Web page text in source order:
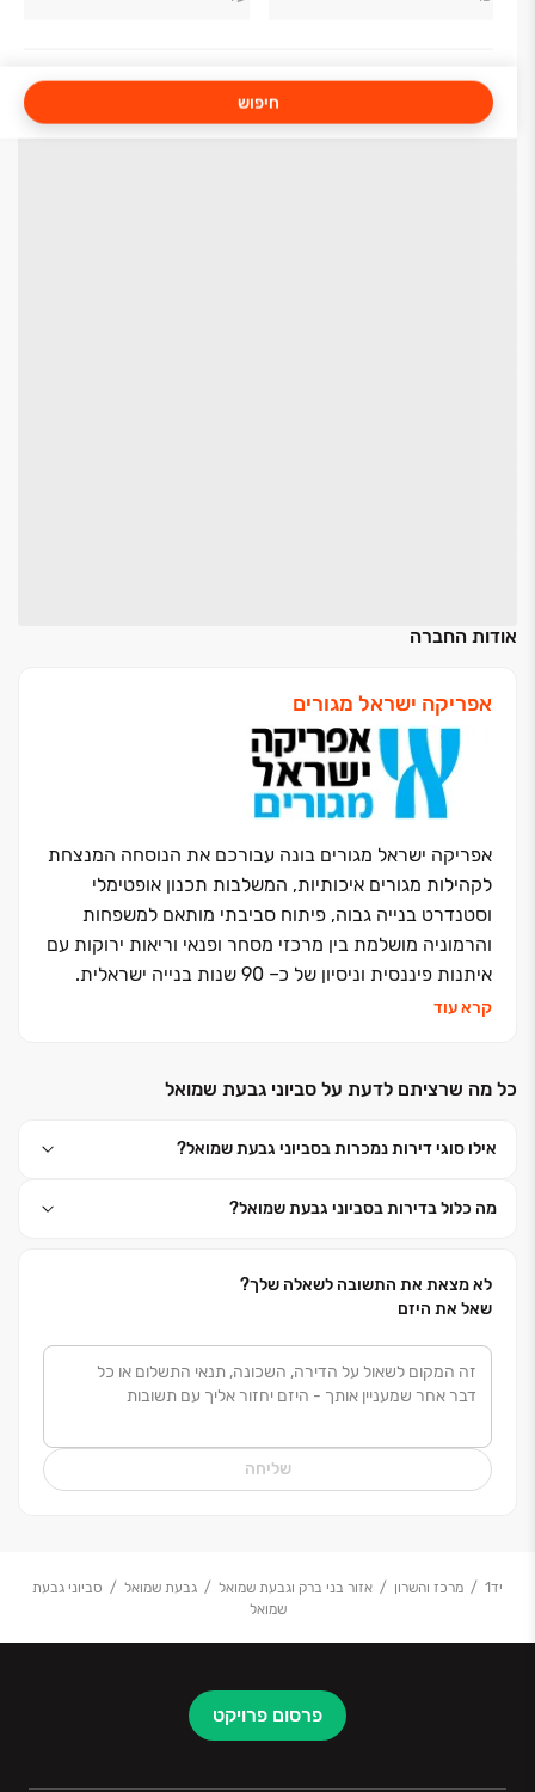
חיפוש
אודות החברה
אפריקה ישראל מגורים
אפריקה ישראל מגורים בונה עבורכם את הנוסחה המנצחת
לקהילות מגורים איכותיות, המשלבות תכנון אופטימלי
וסטנדרט בנייה גבוה, פיתוח סביבתי מותאם למשפחות
והרמוניה מושלמת בין מרכזי מסחר ופנאי וריאות ירוקות עם
איתנות פיננסית וניסיון של כ‏– ‏90 שנות בנייה ישראלית.
אנחנו נבנה את העתיד שלכם וניתן לכם מענה בכל עולמות
כי אפריקה ישראל מגורים זה בית לחיים.
קרא עוד
כל מה שרציתם לדעת על סביוני גבעת שמואל
אילו סוגי דירות נמכרות בסביוני גבעת שמואל?
מה כלול בדירות בסביוני גבעת שמואל?
לא מצאת את התשובה לשאלה שלך?
שאל את היזם
שליחה
יד1 מרכז והשרון אזור בני ברק וגבעת שמואל גבעת שמואל
סביוני גבעת
שמואל
פרסום פרויקט